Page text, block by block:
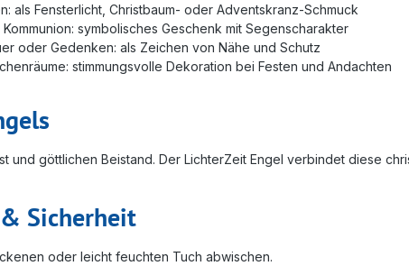
als Fensterlicht, Christbaum‑ oder Adventskranz‑Schmuck
symbolisches Geschenk mit Segenscharakter
oder Gedenken: als Zeichen von Nähe und Schutz
stimmungsvolle Dekoration bei Festen und Andachten
und göttlichen Beistand. Der LichterZeit Engel verbindet diese
Sicherheit
oder leicht feuchten Tuch abwischen.